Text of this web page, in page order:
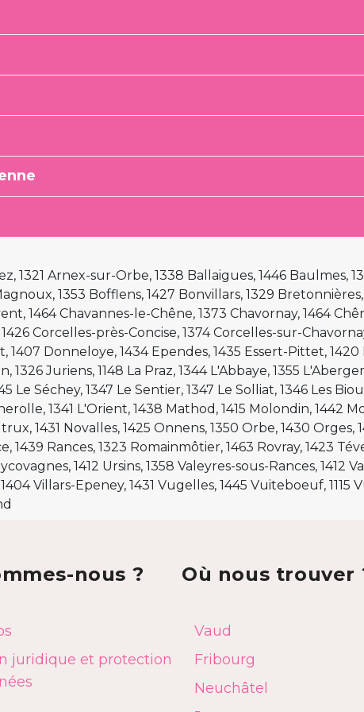
doivent être effectuées en remplissant un
4HF2VA2weHDGhYAa6
de 16h30 à 18h30
de présenter une pièce d'identité valide (permis
de la famille, ainsi qu'une copie du bail à loyer.
seront communiquées lors de la demande en
nécessaire de présenter une pièce d'identité et de
de prévoir un véhicule pour récupérer la
du-coeur.swiss
channel/UCp5VD4FjbrrJajWUYAUGiFQ
cœur, BCV Orbe
1321 Arnex-sur-Orbe, 1338 Ballaigues, 1446 Baulmes,
1353 Bofflens, 1427 Bonvillars, 1329
1464 Chavannes-le-Chêne, 1373 Chavornay, 1464
Corcelles-près-Concise, 1374 Corcelles-sur-
1407 Donneloye, 1434 Ependes, 1435 Essert-Pittet, 1420
1326 Juriens, 1148 La Praz, 1344 L'Abbaye, 1355
Le Séchey, 1347 Le Sentier, 1347 Le Solliat, 1346 Les
1341 L'Orient, 1438 Mathod, 1415 Molondin, 1442
1431 Novalles, 1425 Onnens, 1350 Orbe, 1430 Orges,
1439 Rances, 1323 Romainmôtier, 1463 Rovray, 1423
1412 Ursins, 1358 Valeyres-sous-Rances, 1412
Villars-Epeney, 1431 Vugelles, 1445 Vuiteboeuf, 1115
nous ?
juridique et protection
Où nous trouver
Vaud
Fribourg
Neuchâtel